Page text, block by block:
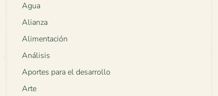
Agua
Alianza
Alimentación
Análisis
Aportes para el desarrollo
Arte